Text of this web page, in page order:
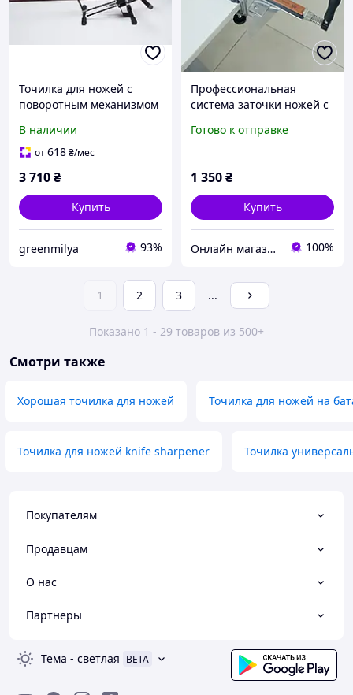
Точилка для ножей с
поворотным механизмом
Артикул
В наличии
от618₴/мес
3 710₴
Купить
greenmilya 93%
Профессиональная
система заточки ножей с
Готово к отправке
1 350₴
Купить
Онлайн магазин "ОптоБиз" 100%
1 2 3 ...
Показано 1 - 29 товаров из 500+
Смотри также
Хорошая точилка для ножей Точилка для ножей на
Точилка для ножей knife sharpener Точилка
Покупателям
Продавцам
О нас
Партнеры
Тема - светлая BETA